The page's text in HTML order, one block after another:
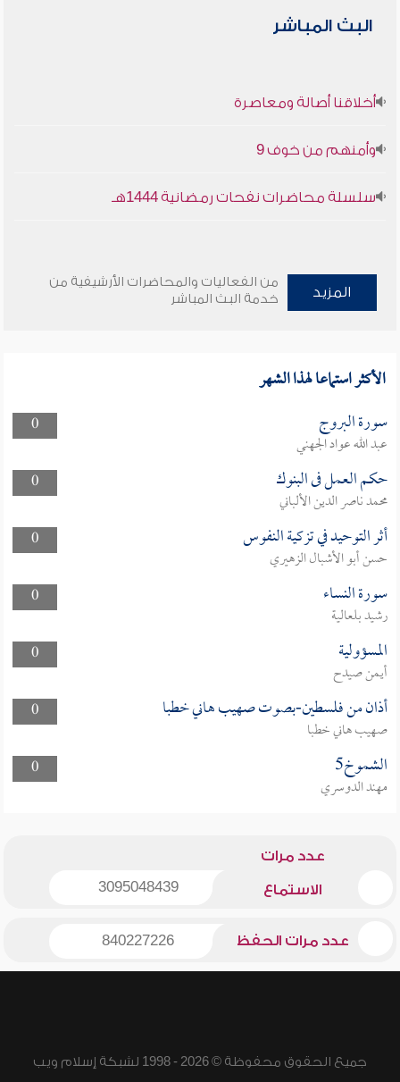
البث المباشر
أخلاقنا أصالة ومعاصرة
وأمنهم من خوف 9
سلسلة محاضرات نفحات رمضانية 1444هـ
المزيد
من الفعاليات والمحاضرات الأرشيفية من
خدمة البث المباشر
الأكثر استماعا لهذا الشهر
0 سورة البروج
عبد الله عواد الجهني
0
حكم العمل فى البنوك
محمد ناصر الدين الألباني
0
أثر التوحيد في تزكية النفوس
حسن أبو الأشبال الزهيري
0
سورة النساء
رشيد بلعالية
0
المسؤولية
أيمن صيدح
0
أذان من فلسطين-بصوت صهيب هاني خطبا
صهيب هاني خطبا
0
الشموخ5
مهند الدوسري
عدد مرات
الاستماع 3095048439
عدد مرات الحفظ 840227226
جميع الحقوق محفوظة © 2026 - 1998 لشبكة إسلام ويب